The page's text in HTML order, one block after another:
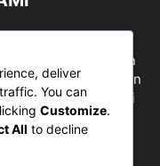
entitas pemberian
mutlak diperlukan
kritis untuk hidup di
deliver
You can
Customize.
All to decline